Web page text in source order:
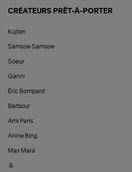
CRÉATEURS PRÊT-À-PORTER
Kujten
Samsoe Samsoe
Soeur
Ganni
Éric Bompard
Barbour
Ami Paris
Anine Bing
Max Mara
&